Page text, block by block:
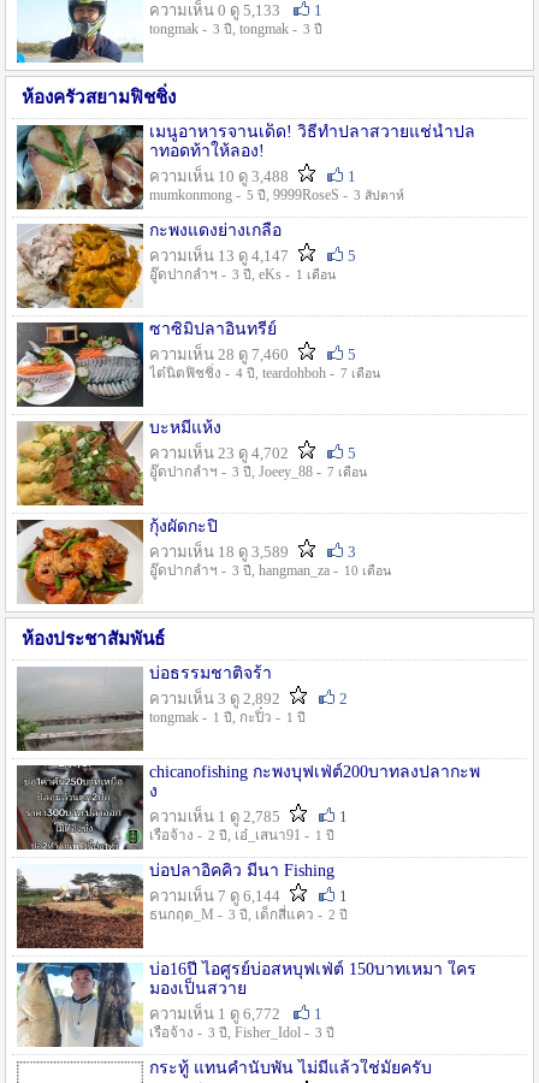
ความเห็น 0 ดู 5,133
1
tongmak - 3 ปี , tongmak - 3 ปี
ห้องครัวสยามฟิชชิ่ง
เมนูอาหารจานเด็ด! วิธีทำปลาสวายแช่น้ำปล
าทอดท้าให้ลอง!
ความเห็น 10 ดู 3,488
1
mumkonmong - 5 ปี , 9999RoseS - 3 สัปดาห์
กะพงแดงย่างเกลือ
ความเห็น 13 ดู 4,147
5
อู๊ดปากลำฯ - 3 ปี , eKs - 1 เดือน
ซาซิมิปลาอินทรีย์
ความเห็น 28 ดู 7,460
5
ไต๋นิตฟิชชิ่ง - 4 ปี , teardohboh - 7 เดือน
บะหมี่แห้ง
ความเห็น 23 ดู 4,702
5
อู๊ดปากลำฯ - 3 ปี , Joeey_88 - 7 เดือน
กุ้งผัดกะปิ
ความเห็น 18 ดู 3,589
3
อู๊ดปากลำฯ - 3 ปี , hangman_za - 10 เดือน
ห้องประชาสัมพันธ์
บ่อธรรมชาติจร้า
ความเห็น 3 ดู 2,892
2
tongmak - 1 ปี , กะปิ๋ว - 1 ปี
chicanofishing กะพงบุฟเฟ่ต์200บาทลงปลากะพ
ง
ความเห็น 1 ดู 2,785
1
เรือจ้าง - 2 ปี , เอ๋_เสนา91 - 1 ปี
บ่อปลาอิคคิว มีนา Fishing
ความเห็น 7 ดู 6,144
1
ธนกฤต_M - 3 ปี , เด็กสี่แคว - 2 ปี
บ่อ16ปี ไอศูรย์บ่อสหบุฟเฟ่ต์ 150บาทเหมา ใคร
มองเป็นสวาย
ความเห็น 1 ดู 6,772
1
เรือจ้าง - 3 ปี , Fisher_Idol - 3 ปี
กระทู้ แทนคำนับพัน ไม่มีแล้วใช่มั๊ยครับ